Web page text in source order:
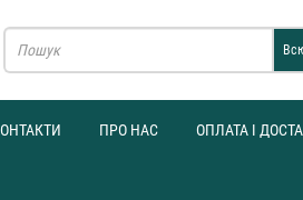
ПРО НАС ОПЛАТА І